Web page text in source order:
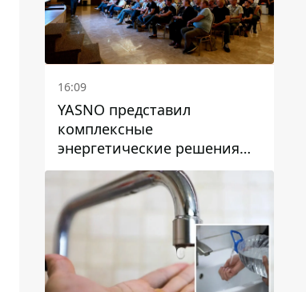
16:09
YASNO представил
комплексные
энергетические решения
для бизнеса в Днепре